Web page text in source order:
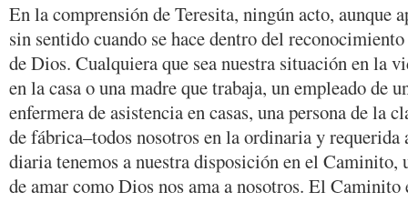
En la comprensión de Teresita, ningún acto, aunque
sin sentido cuando se hace dentro del
de Dios. Cualquiera que sea nuestra situación en la
en la casa o una madre que trabaja, un empleado de
enfermera de asistencia en casas, una persona de la
de fábrica–todos nosotros en la ordinaria y
diaria tenemos a nuestra disposición en el Caminito,
de amar como Dios nos ama a nosotros. El